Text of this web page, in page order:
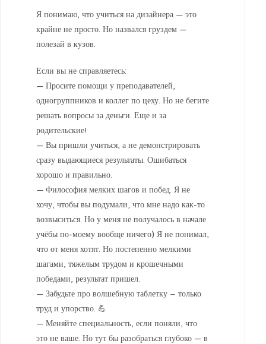
Я понимаю, что учиться на дизайнера — это
крайне не просто. Но назвался груздем —
полезай в кузов.
Если вы не справляетесь:
— Просите помощи у преподавателей,
одногруппников и коллег по цеху. Но не бегите
решать вопросы за деньги. Еще и за
родительские!
— Вы пришли учиться, а не демонстрировать
сразу выдающиеся результаты. Ошибаться
хорошо и правильно.
— Философия мелких шагов и побед. Я не
хочу, чтобы вы подумали, что мне надо как-то
возвыситься. Но у меня не получалось в начале
учёбы по-моему вообще ничего) Я не понимал,
что от меня хотят. Но постепенно мелкими
шагами, тяжелым трудом и крошечными
победами, результат пришел.
— Забудьте про волшебную таблетку – только
труд и упорство. 💪
— Меняйте специальность, если поняли, что
это не ваше. Но тут бы разобраться глубоко — в